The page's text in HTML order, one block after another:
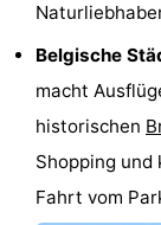
-
Veere
Domburg
Zoutelande
Belgische
macht
historischen
Shopping und
Fahrt vom